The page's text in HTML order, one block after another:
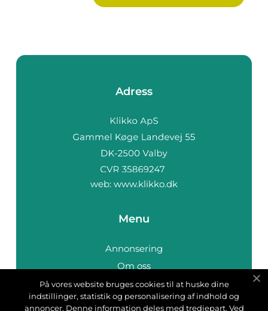
Adress
web: www.klikko.dk
Menu
Annonsering
Om oss
Cookies
Kontakta oss
På vores website bruges cookies til at huske dine
indstillinger, statistik og personalisering af indhold og
annoncer. Denne information deles med tredjepart. Ved